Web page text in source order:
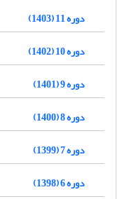
دوره 11 (1403)
دوره 10 (1402)
دوره 9 (1401)
دوره 8 (1400)
دوره 7 (1399)
دوره 6 (1398)